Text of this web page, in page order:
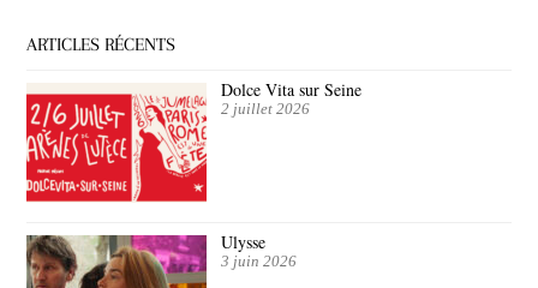
ARTICLES RÉCENTS
Dolce Vita sur Seine
2 juillet 2026
Ulysse
3 juin 2026